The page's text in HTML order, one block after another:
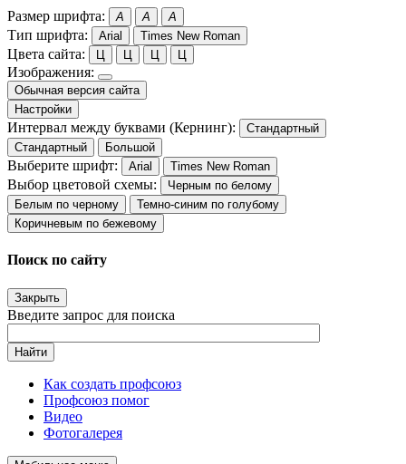
Размер шрифта: A A A
Тип шрифта: Arial Times New Roman
Цвета сайта: Ц Ц Ц Ц
Изображения:
Обычная версия сайта
Настройки
Интервал между буквами (Кернинг):
Стандартный
Стандартный
Большой
Выберите шрифт: Arial Times New Roman
Выбор цветовой схемы:
Черным по белому
Белым по черному
Темно-синим по голубому
Коричневым по бежевому
Поиск по сайту
Закрыть
Введите запрос для поиска
Найти
Как создать профсоюз
Профсоюз помог
Видео
Фотогалерея